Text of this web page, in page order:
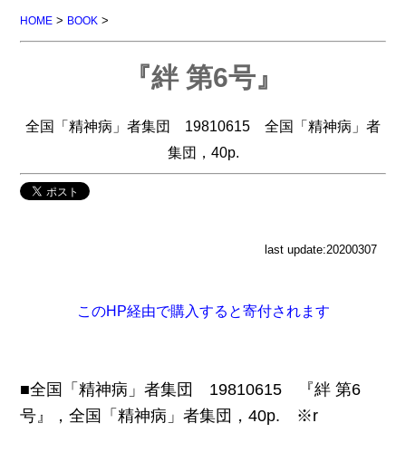
HOME > BOOK >
『絆 第6号』
全国「精神病」者集団 19810615 全国「精神病」者
集団，40p.
last update:20200307
このHP経由で購入すると寄付されます
■全国「精神病」者集団 19810615 『絆 第6
号』，全国「精神病」者集団，40p. ※r